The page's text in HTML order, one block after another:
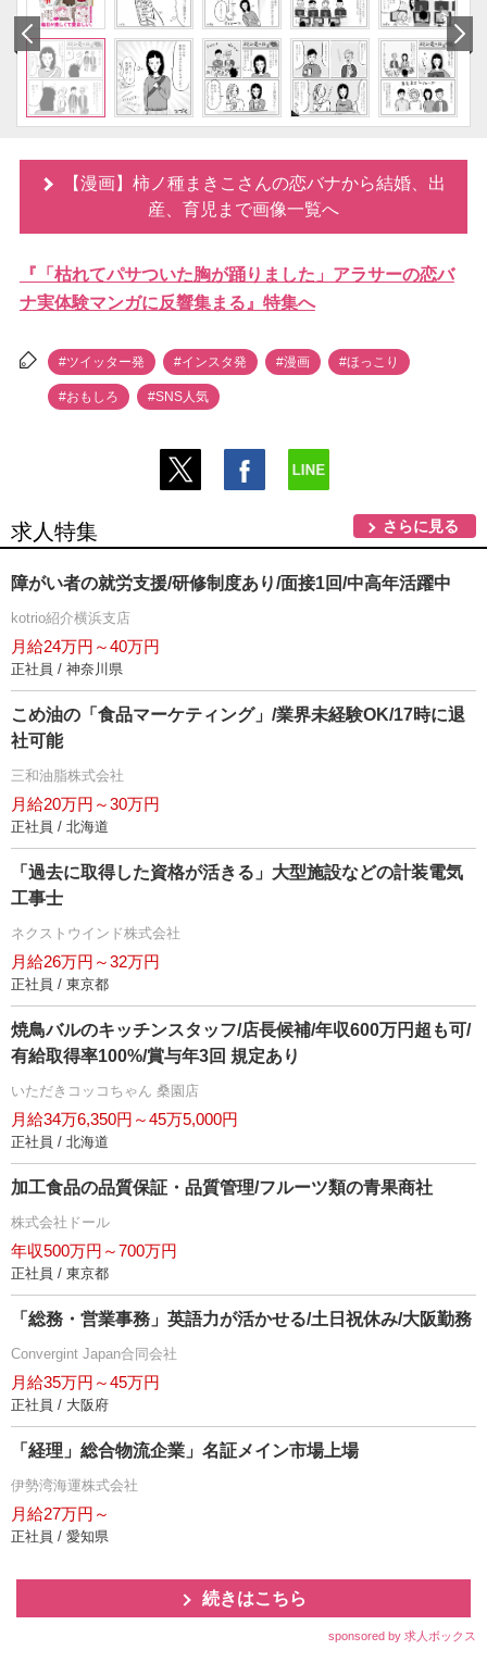
【漫画】柿ノ種まきこさんの恋バナから結婚、出
産、育児まで画像一覧へ
『「枯れてパサついた胸が踊りました」アラサーの恋バ
ナ実体験マンガに反響集まる』特集へ
#ツイッター発 #インスタ発 #漫画 #ほっこり
#おもしろ #SNS人気
求人特集 さらに見る
障がい者の就労支援/研修制度あり/面接1回/中高年活躍中
kotrio紹介横浜支店
月給24万円～40万円
正社員 / 神奈川県
こめ油の「食品マーケティング」/業界未経験OK/17時に退
社可能
三和油脂株式会社
月給20万円～30万円
正社員 / 北海道
「過去に取得した資格が活きる」大型施設などの計装電気
工事士
ネクストウインド株式会社
月給26万円～32万円
正社員 / 東京都
焼鳥バルのキッチンスタッフ/店長候補/年収600万円超も可/
有給取得率100%/賞与年3回 規定あり
いただきコッコちゃん 桑園店
月給34万6,350円～45万5,000円
正社員 / 北海道
加工食品の品質保証・品質管理/フルーツ類の青果商社
株式会社ドール
年収500万円～700万円
正社員 / 東京都
「総務・営業事務」英語力が活かせる/土日祝休み/大阪勤務
Convergint Japan合同会社
月給35万円～45万円
正社員 / 大阪府
「経理」総合物流企業」名証メイン市場上場
伊勢湾海運株式会社
月給27万円～
正社員 / 愛知県
続きはこちら
sponsored by 求人ボックス